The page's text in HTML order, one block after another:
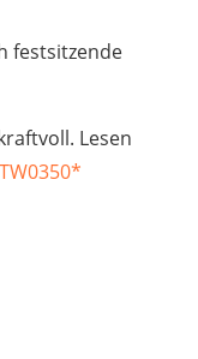
festsitzende
Lesen
*